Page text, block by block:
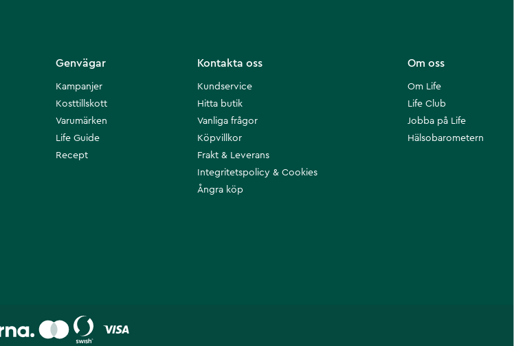
Om oss
Om Life
Life Club
Jobba på Life
Hälsobarometern
Kontakta oss
Kundservice
Hitta butik
Vanliga frågor
Köpvillkor
Frakt & Leverans
Integritetspolicy & Cookies
Ångra köp
Genvägar
Kampanjer
Kosttillskott
Varumärken
Life Guide
Recept